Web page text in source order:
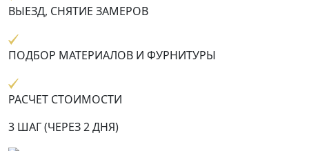
ВЫЕЗД, СНЯТИЕ ЗАМЕРОВ
ПОДБОР МАТЕРИАЛОВ И ФУРНИТУРЫ
РАСЧЕТ СТОИМОСТИ
3 ШАГ (ЧЕРЕЗ 2 ДНЯ)